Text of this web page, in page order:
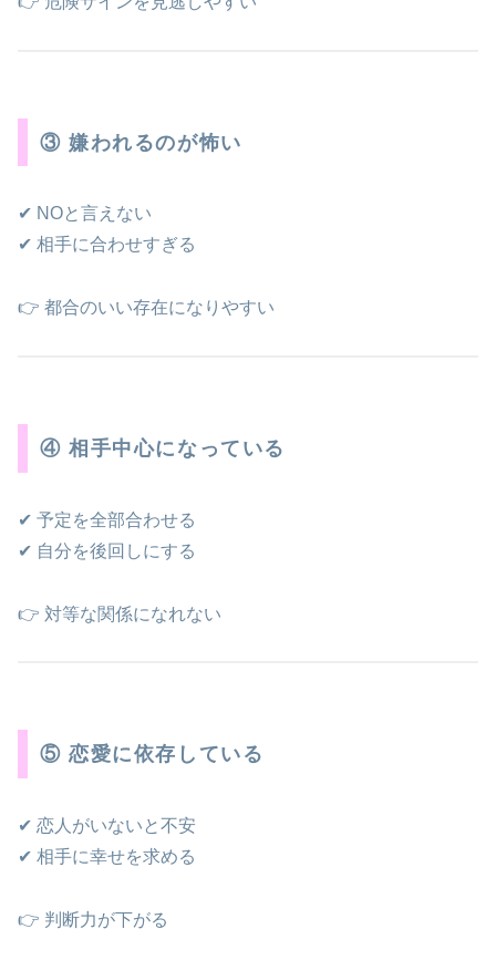
③ 嫌われるのが怖い
✔ NOと言えない
✔ 相手に合わせすぎる
👉 都合のいい存在になりやすい
④ 相手中心になっている
✔ 予定を全部合わせる
✔ 自分を後回しにする
👉 対等な関係になれない
⑤ 恋愛に依存している
✔ 恋人がいないと不安
✔ 相手に幸せを求める
👉 判断力が下がる